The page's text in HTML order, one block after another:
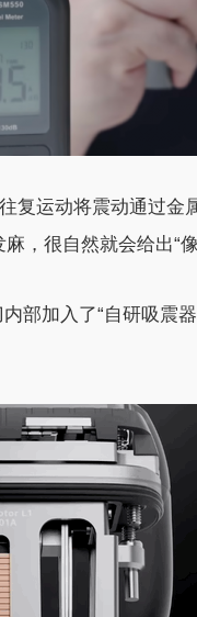
复运动将震动通过
，很自然就会给出“
部加入了“自研吸震